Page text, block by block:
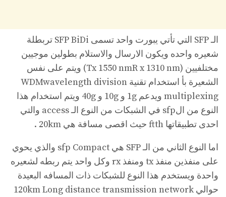
الـ SFP التي تأتي يبورت واحد تسمى SFP BiDi تربطلة
شعيره واحده ويكون الارسال والاستلام بطولين موجيين
مختلفيين (Tx 1550 nmR x 1310 nm) ويتم على نفس
الشعيرة بأ استخدام تقنية WDMwavelength division
multiplexing ويدعم 1g و 10g و 40g ويتم استخدام هذا
النوع من الsfp في الشبكات من النوع الـ access والتي
احدى تطبيقاتها ftth حيث اقصى مسافة هي 20km .
اما النوع الثاني من الـ SFP هي sfp Compact والذي يحوي
على منفذين منفذ tx ومنفذ rx وكل واحد يتم ربطه لشعيره
واحدة ويستخدم هذا النوع للشبكات ذات المسافه البعيدة
حوالي 120km Long distance transmission network